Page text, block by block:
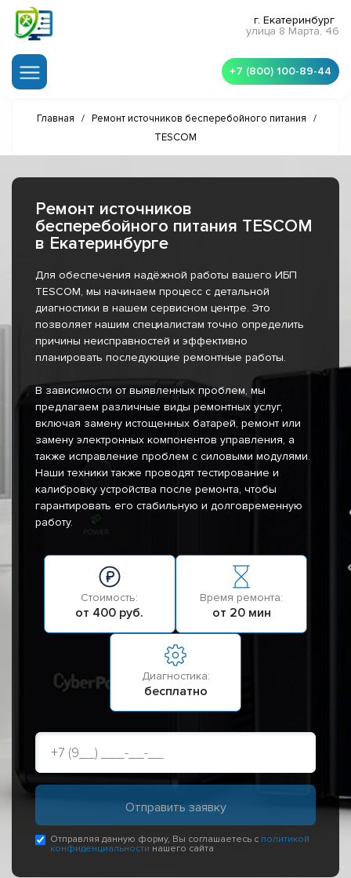
г. Екатеринбург
улица 8 Марта, 46
+7 (800) 100-89-44
Главная / Ремонт источников бесперебойного питания
/
TESCOM
Ремонт источников
бесперебойного питания TESCOM
в Екатеринбурге
Для обеспечения надёжной работы вашего ИБП
TESCOM, мы начинаем процесс с детальной
диагностики в нашем сервисном центре. Это
позволяет нашим специалистам точно определить
причины неисправностей и эффективно
планировать последующие ремонтные работы.
В зависимости от выявленных проблем, мы
предлагаем различные виды ремонтных услуг,
включая замену истощенных батарей, ремонт или
замену электронных компонентов управления, а
также исправление проблем с силовыми модулями.
Наши техники также проводят тестирование и
калибровку устройства после ремонта, чтобы
гарантировать его стабильную и долговременную
работу.
Стоимость:
от 400 руб.
Время ремонта:
от 20 мин
Диагностика:
бесплатно
Отправляя данную форму, Вы соглашаетесь с политикой
конфиденциальности нашего сайта